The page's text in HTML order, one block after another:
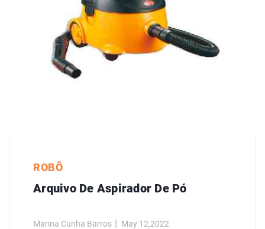
ROBÔ
Arquivo De Aspirador De Pó
Marina Cunha Barros May 12,2022